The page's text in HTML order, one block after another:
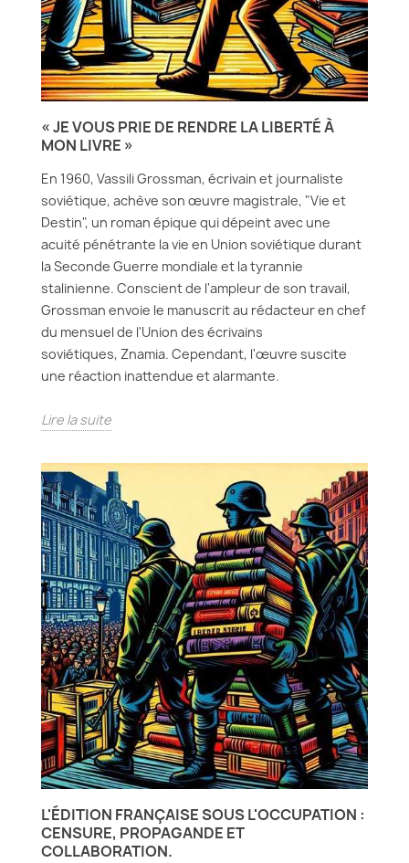
« JE VOUS PRIE DE RENDRE LA LIBERTÉ À
MON LIVRE »
En 1960, Vassili Grossman, écrivain et journaliste
soviétique, achève son œuvre magistrale, "Vie et
Destin", un roman épique qui dépeint avec une
acuité pénétrante la vie en Union soviétique durant
la Seconde Guerre mondiale et la tyrannie
stalinienne. Conscient de l'ampleur de son travail,
Grossman envoie le manuscrit au rédacteur en chef
du mensuel de l'Union des écrivains
soviétiques, Znamia. Cependant, l'œuvre suscite
une réaction inattendue et alarmante.
Lire la suite
L'ÉDITION FRANÇAISE SOUS L'OCCUPATION :
CENSURE, PROPAGANDE ET
COLLABORATION.